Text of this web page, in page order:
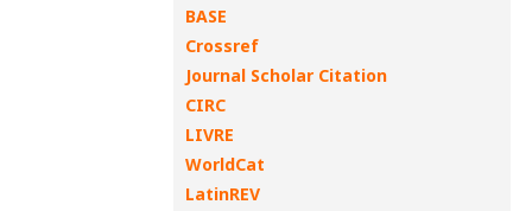
BASE
Crossref
Journal Scholar Citation
CIRC
LIVRE
WorldCat
LatinREV